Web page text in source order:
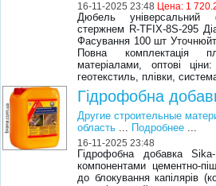
16-11-2025 23:48 Цена: 1
Дюбель
стержнем R-TFIX-8S-295
Фасування 100 шт
Повна комплектація
матеріалами, оптові
геотекстиль, плівки,
Гідрофобна
Другие строительные
область ... Подробнее ...
16-11-2025 23:48
Гідрофобна добавка
компонентами цементно-
до блокування капілярів